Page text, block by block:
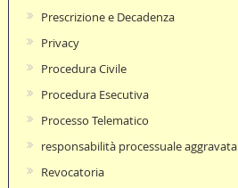
Prescrizione e Decadenza
Privacy
Procedura Civile
Procedura Esecutiva
Processo Telematico
responsabilità processuale aggravata
Revocatoria